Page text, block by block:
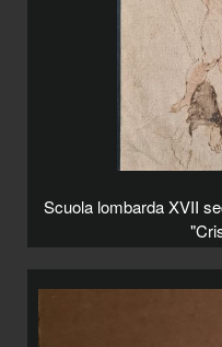
Scuola lombarda XVII